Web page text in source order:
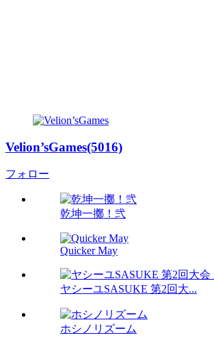
Velion’sGames(5016)
フォロー
乾坤一擲！弐
Quicker May
ヤシーユSASUKE 第2回大...
ホシノリズーム